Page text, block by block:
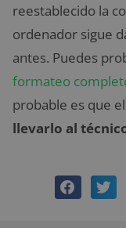
reestablecido la
ordenador sigue
antes. Puedes
formateo
probable es que
llevarlo al